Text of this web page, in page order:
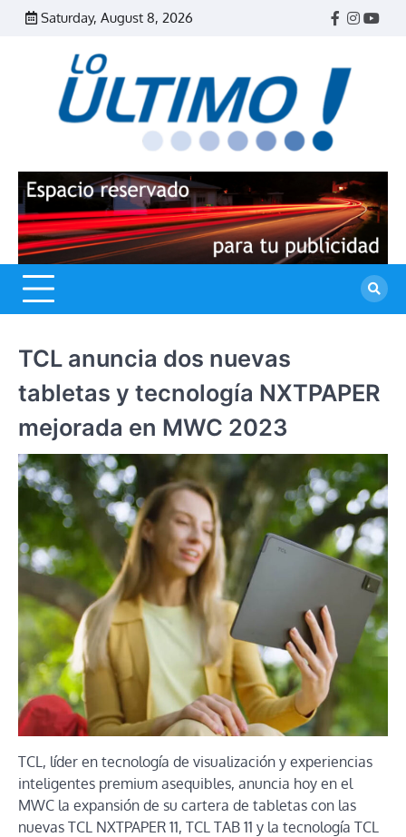
Skip
Saturday, August 8, 2026
Facebook
TCL anuncia dos nuevas
tabletas y tecnología NXTPAPER
mejorada en MWC 2023
TCL, líder en tecnología de visualización y experiencias
inteligentes premium asequibles, anuncia hoy en el
MWC la expansión de su cartera de tabletas con las
nuevas TCL NXTPAPER 11, TCL TAB 11 y la tecnología TCL